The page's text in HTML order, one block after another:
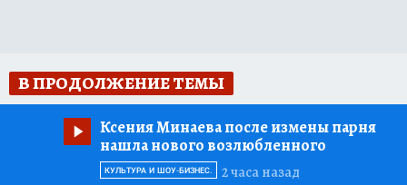
В ПРОДОЛЖЕНИЕ ТЕМЫ
Ксения Минаева после измены парня
нашла нового возлюбленного
2 часа назад
КУЛЬТУРА И ШОУ-БИЗНЕС.